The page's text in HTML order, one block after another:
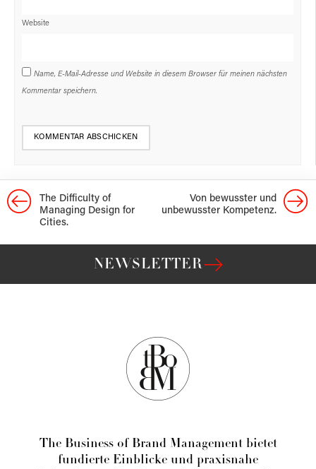
Website
Name, E-Mail-Adresse und Website in diesem Browser für meinen nächsten
Kommentar speichern.
The Difficulty of
Managing Design for
Cities.
Von bewusster und
unbewusster Kompetenz.
NEWSLETTER
The Business of Brand Management bietet
fundierte Einblicke und praxisnahe